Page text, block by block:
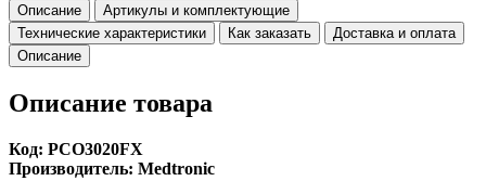
Описание
Артикулы и комплектующие
Технические характеристики
Как заказать
Доставка и оплата
Описание
Описание товара
Код: PCO3020FX
Производитель: Medtronic